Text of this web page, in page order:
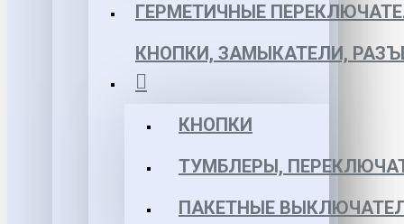
ГЕРМЕТИЧНЫЕ
КНОПКИ, ЗАМЫКАТЕЛИ,
КНОПКИ
ТУМБЛЕРЫ,
ПАКЕТНЫЕ